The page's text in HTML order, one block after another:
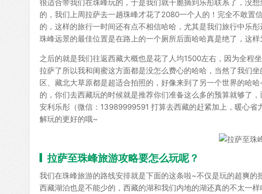
很适合带我们在珠峰玩的，于是我们就干脆摘到乐彤联系了，没
的，我们上周拉萨去一趟珠峰才花了2080一个人的！完全不敢置
的，这样的旅行一时间还有点不相信哈哈，尤其是我们旅行中乐
珠峰远景的最佳位置是在路上的一个厕所后面哈哈真是绝了，这
之后的就是我们往返西藏大概也是花了人均1500左右，因为全程
拉萨了所以我和闺蜜这方面都是没怎么费心的哈哈，当然了我们
区、藏北大草原都是超适合拍照的，好像来到了另一个世界的哈
的，你们去西藏玩的时候就是推荐你们准备这么多的预算就够了
安利乐彤（微信：13989999591 打算去西藏的赶紧加上，暖心
解玩的更好的哦~
拉萨至珠峰旅游攻略要怎么玩呢？
我们在珠峰旅游的路线安排就是下面的这条啦~不仅是玩的超爽
西藏湖泊也是不能少的，西藏的湖和我们内地的湖还真的不太一